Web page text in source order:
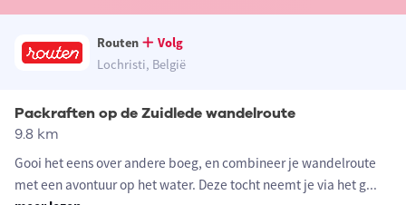
Routen
Volg
Lochristi, België
Packraften op de Zuidlede wandelroute
9.8 km
Gooi het eens over andere boeg, en combineer je wandelroute
met een avontuur op het water. Deze tocht neemt je via het g...